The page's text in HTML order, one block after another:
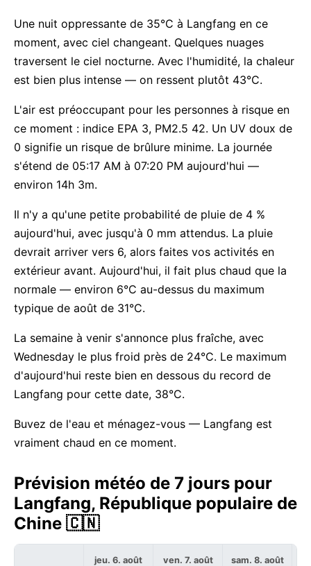
Une nuit oppressante de 35°C à Langfang en ce
moment, avec ciel changeant. Quelques nuages
traversent le ciel nocturne. Avec l'humidité, la chaleur
est bien plus intense — on ressent plutôt 43°C.
L'air est préoccupant pour les personnes à risque en
ce moment : indice EPA 3, PM2.5 42. Un UV doux de
0 signifie un risque de brûlure minime. La journée
s'étend de 05:17 AM à 07:20 PM aujourd'hui —
environ 14h 3m.
Il n'y a qu'une petite probabilité de pluie de 4 %
aujourd'hui, avec jusqu'à 0 mm attendus. La pluie
devrait arriver vers 6, alors faites vos activités en
extérieur avant. Aujourd'hui, il fait plus chaud que la
normale — environ 6°C au-dessus du maximum
typique de août de 31°C.
La semaine à venir s'annonce plus fraîche, avec
Wednesday le plus froid près de 24°C. Le maximum
d'aujourd'hui reste bien en dessous du record de
Langfang pour cette date, 38°C.
Buvez de l'eau et ménagez-vous — Langfang est
vraiment chaud en ce moment.
Prévision météo de 7 jours pour
Langfang, République populaire de
Chine 🇨🇳
jeu. 6. août ven. 7. août sam. 8. août